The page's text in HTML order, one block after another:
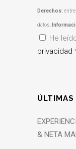
Derechos:
datos.
He
privacidad
& NETA